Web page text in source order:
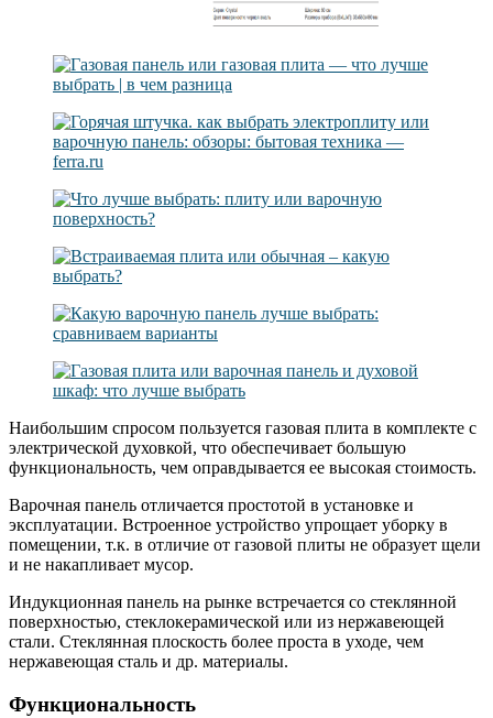
Наибольшим спросом пользуется газовая плита в комплекте с
электрической духовкой, что обеспечивает большую
функциональность, чем оправдывается ее высокая стоимость.
Варочная панель отличается простотой в установке и
эксплуатации. Встроенное устройство упрощает уборку в
помещении, т.к. в отличие от газовой плиты не образует щели
и не накапливает мусор.
Индукционная панель на рынке встречается со стеклянной
поверхностью, стеклокерамической или из нержавеющей
стали. Стеклянная плоскость более проста в уходе, чем
нержавеющая сталь и др. материалы.
Функциональность